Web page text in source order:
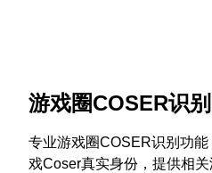
游戏圈COSER识
专业游戏圈COSER识别功
戏Coser真实身份，提供相